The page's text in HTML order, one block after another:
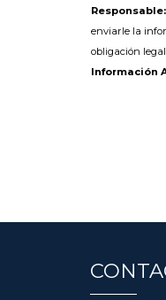
He leído
enviarle la